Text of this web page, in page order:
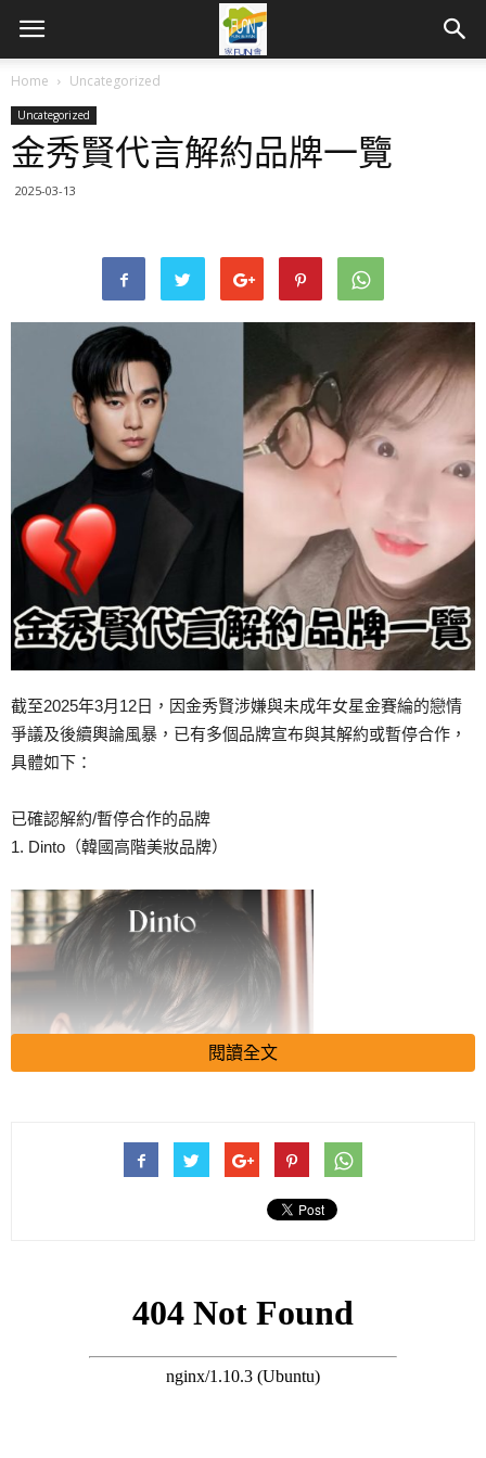
Home Uncategorized
Uncategorized
金秀賢代言解約品牌一覽
2025-03-13
截至2025年3月12日，因金秀賢涉嫌與未成年女星金賽綸的戀情
爭議及後續輿論風暴，已有多個品牌宣布與其解約或暫停合作，
具體如下：
已確認解約/暫停合作的品牌
1. Dinto（韓國高階美妝品牌）
閱讀全文